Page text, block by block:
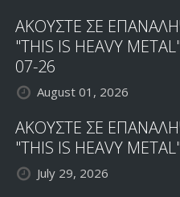
ΑΚΟΥΣΤΕ ΣΕ
"THIS IS HEAVY
07-26
August 01, 2026
ΑΚΟΥΣΤΕ ΣΕ
"THIS IS HEAVY
July 29, 2026